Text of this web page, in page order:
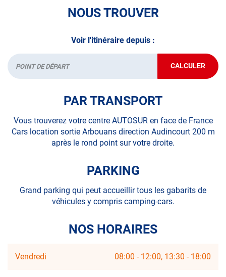
véhicule : Prenez RDV dans votrecentre de contrôle
A très bientôt chezAUTOSUR AUDINCOURT
*Prestation à vérifier auprès du centre
NOUS TROUVER
Voir l'itinéraire depuis :
Départ CALCULER
JUSQU'AU
POINT
PAR TRANSPORT
Vous trouverez votre centre AUTOSUR en face de France
Cars location sortie Arbouans direction Audincourt 200 m
après le rond point sur votre droite.
PARKING
Grand parking qui peut accueillir tous les gabarits de
véhicules y compris camping-cars.
NOS HORAIRES
Horaires
Vendredi 08:00 - 12:00 13:30 - 18:00